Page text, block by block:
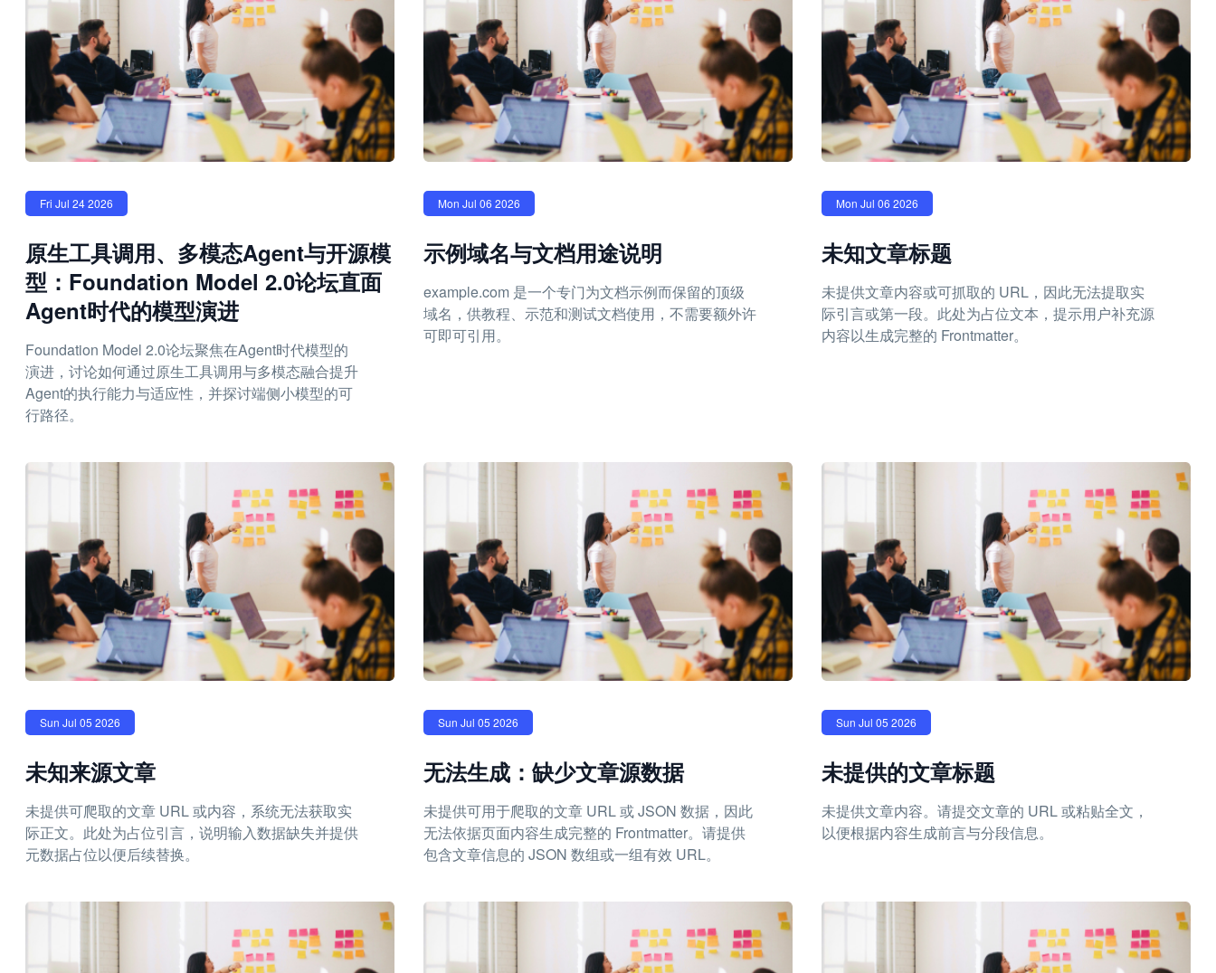
Fri Jul 24 2026
原生工具调用、多模态Agent与开源模
型：Foundation Model 2.0论坛直面
Agent时代的模型演进
Foundation Model 2.0论坛聚焦在Agent时代模型的
演进，讨论如何通过原生工具调用与多模态融合提升
Agent的执行能力与适应性，并探讨端侧小模型的可
行路径。
Mon Jul 06 2026
示例域名与文档用途说明
example.com 是一个专门为文档示例而保留的顶级
域名，供教程、示范和测试文档使用，不需要额外许
可即可引用。
Mon Jul 06 2026
未知文章标题
未提供文章内容或可抓取的 URL，因此无法提取实
际引言或第一段。此处为占位文本，提示用户补充源
内容以生成完整的 Frontmatter。
Sun Jul 05 2026
未知来源文章
未提供可爬取的文章 URL 或内容，系统无法获取实
际正文。此处为占位引言，说明输入数据缺失并提供
元数据占位以便后续替换。
Sun Jul 05 2026
无法生成：缺少文章源数据
未提供可用于爬取的文章 URL 或 JSON 数据，因此
无法依据页面内容生成完整的 Frontmatter。请提供
包含文章信息的 JSON 数组或一组有效 URL。
Sun Jul 05 2026
未提供的文章标题
未提供文章内容。请提交文章的 URL 或粘贴全文，
以便根据内容生成前言与分段信息。